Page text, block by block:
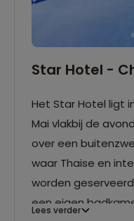
Star Hotel -
Het Star Hotel ligt
Mai vlakbij de
over een
waar Thaise en
worden
een eigen
Lees verder